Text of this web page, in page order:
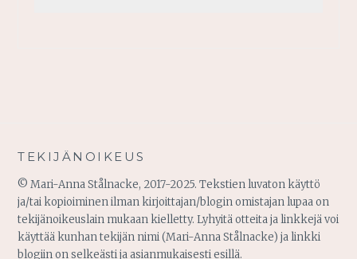
TEKIJÄNOIKEUS
© Mari-Anna Stålnacke, 2017-2025. Tekstien luvaton käyttö
ja/tai kopioiminen ilman kirjoittajan/blogin omistajan lupaa on
tekijänoikeuslain mukaan kielletty. Lyhyitä otteita ja linkkejä voi
käyttää kunhan tekijän nimi (Mari-Anna Stålnacke) ja linkki
blogiin on selkeästi ja asianmukaisesti esillä.